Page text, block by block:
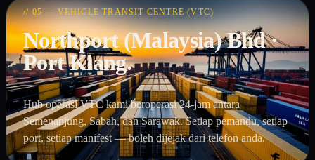
// 05 — VEHICLE TRANSIT CENTRE (VTC)
Northport (Malaysia) Bhd ·
Port Klang.
Hub operasi VTC kami beroperasi 24-jam antara
Semenanjung, Sabah, dan Sarawak. Setiap pemandu, setiap
port, setiap manifest — boleh dijejak dari telefon anda.